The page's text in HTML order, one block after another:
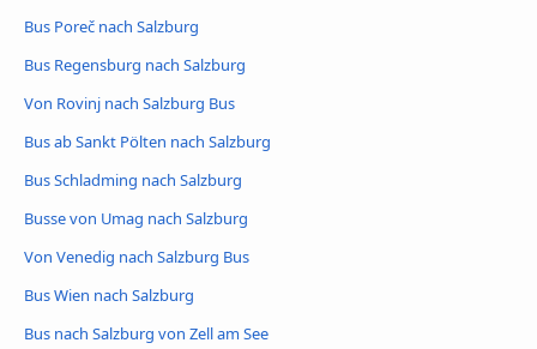
Bus Poreč nach Salzburg
Bus Regensburg nach Salzburg
Von Rovinj nach Salzburg Bus
Bus ab Sankt Pölten nach Salzburg
Bus Schladming nach Salzburg
Busse von Umag nach Salzburg
Von Venedig nach Salzburg Bus
Bus Wien nach Salzburg
Bus nach Salzburg von Zell am See